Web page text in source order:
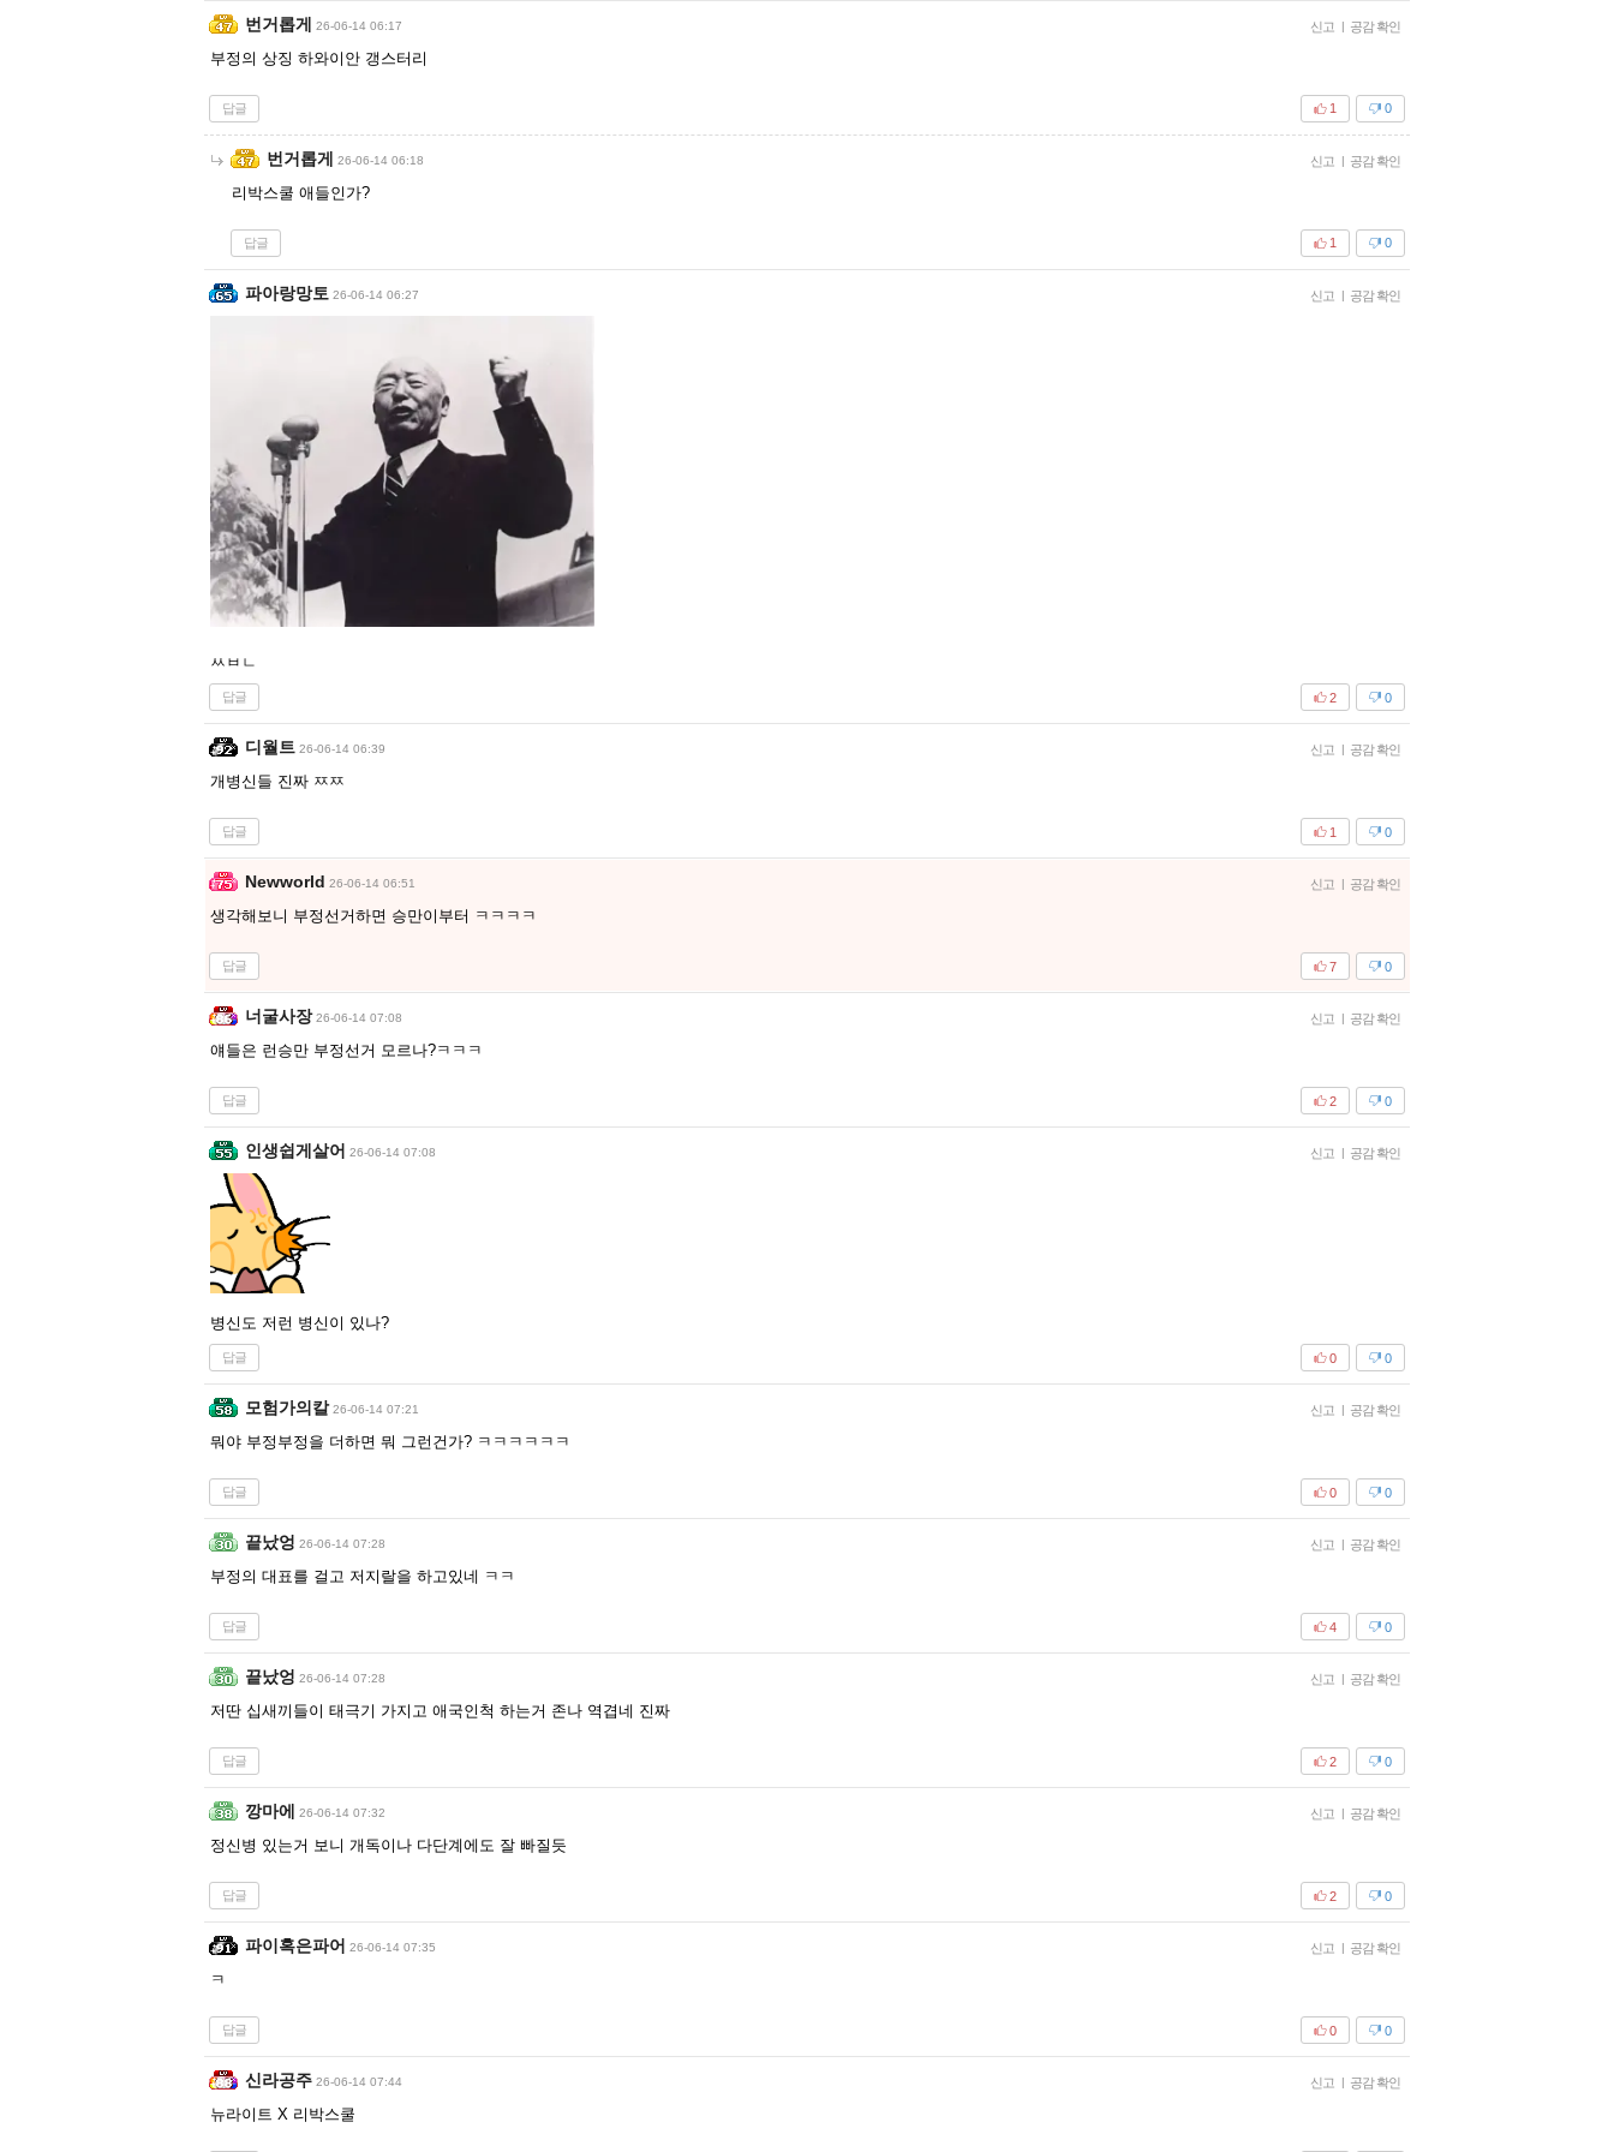
번거롭게 26-06-14 06:17 신고 | 공감 확인
부정의 상징 하와이안 갱스터리
답글 0
1
번거롭게 26-06-14 06:18 신고 | 공감 확인
리박스쿨 애들인가?
답글 0
1
파아랑망토 26-06-14 06:27 신고 | 공감 확인
ㅆㅂㄴ
답글 0
2
디월트 26-06-14 06:39 신고 공감 확인
개병신들 진짜 ㅉㅉ
답글 0
1
Newworld 26-06-14 06:51 신고 공감 확인
생각해보니 부정선거하면 승만이부터 ㅋㅋㅋㅋ
답글 0
7
너굴사장 26-06-14 07:08 신고 공감 확인
얘들은 런승만 부정선거 모르나?ㅋㅋㅋ
답글 0
2
인생쉽게살어 26-06-14 07:08 신고 공감 확인
병신도 저런 병신이 있나?
답글 0
0
모험가의칼 26-06-14 07:21 신고 공감 확인
뭐야 부정부정을 더하면 뭐 그런건가? ㅋㅋㅋㅋㅋㅋ
답글 0
0
끝났엉 26-06-14 07:28 신고 공감 확인
부정의 대표를 걸고 저지랄을 하고있네 ㅋㅋ
답글 0
4
끝났엉 26-06-14 07:28 신고 공감 확인
저딴 십새끼들이 태극기 가지고 애국인척 하는거 존나 역겹네 진짜
답글 0
2
깡마에 26-06-14 07:32 신고 공감 확인
정신병 있는거 보니 개독이나 다단계에도 잘 빠질듯
답글 0
2
파이혹은파어 26-06-14 07:35 신고 공감 확인
ㅋ
답글 0
0
신라공주 26-06-14 07:44 신고 공감 확인
뉴라이트 X 리박스쿨